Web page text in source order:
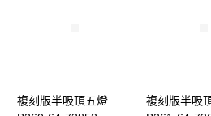
複刻版半吸頂五燈
複刻版半吸